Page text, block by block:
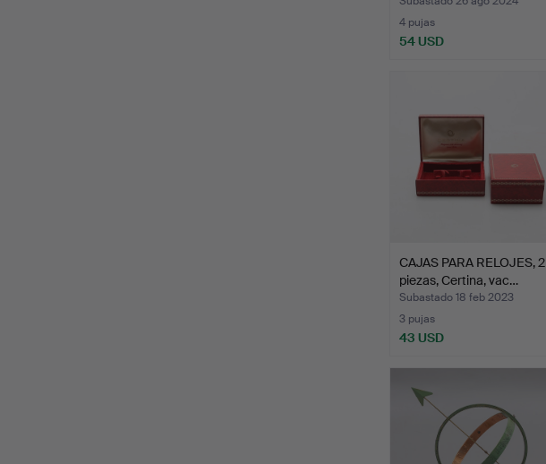
4 pujas
54 USD
CAJAS PARA RELOJES, 2
piezas, Certina, vac…
Subastado 18 feb 2023
3 pujas
43 USD